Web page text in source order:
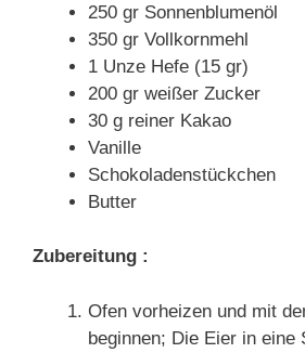
250 gr Sonnenblumenöl
350 gr Vollkornmehl
1 Unze Hefe (15 gr)
200 gr weißer Zucker
30 g reiner Kakao
Vanille
Schokoladenstückchen
Butter
Zubereitung :
Ofen vorheizen und mit
beginnen; Die Eier in eine